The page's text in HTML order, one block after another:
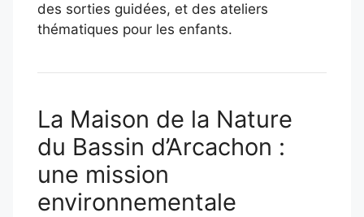
des sorties guidées, et des ateliers
thématiques pour les enfants.
La Maison de la Nature
du Bassin d’Arcachon :
une mission
environnementale